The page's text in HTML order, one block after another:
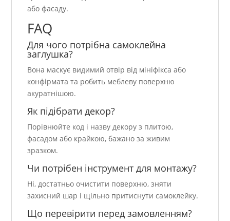
або фасаду.
FAQ
Для чого потрібна самоклейна
заглушка?
Вона маскує видимий отвір від мініфікса або
конфірмата та робить меблеву поверхню
акуратнішою.
Як підібрати декор?
Порівнюйте код і назву декору з плитою,
фасадом або крайкою, бажано за живим
зразком.
Чи потрібен інструмент для монтажу?
Ні, достатньо очистити поверхню, зняти
захисний шар і щільно притиснути самоклейку.
Що перевірити перед замовленням?